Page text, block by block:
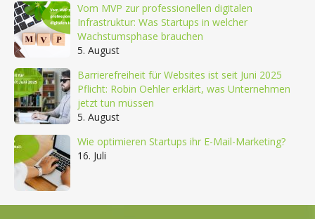
Vom MVP zur professionellen digitalen
Infrastruktur: Was Startups in welcher
Wachstumsphase brauchen
5. August
Barrierefreiheit für Websites ist seit Juni 2025
Pflicht: Robin Oehler erklärt, was Unternehmen
jetzt tun müssen
5. August
Wie optimieren Startups ihr E-Mail-Marketing?
16. Juli